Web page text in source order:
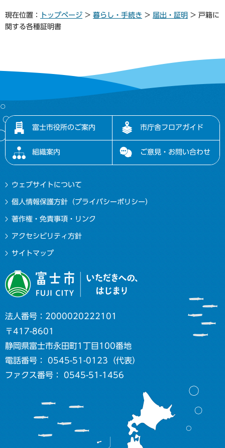
現在位置： トップページ > 暮らし・手続き > 届出・証明 > 戸籍に
関する各種証明書
富士市役所のご案内 市庁舎フロアガイド
組織案内 ご意見・お問い合わせ
ウェブサイトについて
個人情報保護方針（プライバシーポリシー）
著作権・免責事項・リンク
アクセシビリティ方針
サイトマップ
法人番号：2000020222101
〒417-8601
静岡県富士市永田町1丁目100番地
電話番号： 0545-51-0123（代表）
ファクス番号： 0545-51-1456